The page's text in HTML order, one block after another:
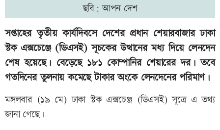
ছবি: আপন দেশ
সপ্তাহের তৃতীয় কার্যদিবসে দেশের প্রধান শেয়ারবাজার ঢাকা
স্টক এক্সচেঞ্জে (ডিএসই) সূচকের উত্থানের মধ্য দিয়ে লেনদেন
শেষ হয়েছে। বেড়েছে ১৮১ কোম্পানির শেয়ারের দর। তবে
গতদিনের তুলনায় কমেছে টাকার অংকে লেনদেনের পরিমাণ।
মঙ্গলবার (১৯ মে) ঢাকা স্টক এক্সচেঞ্জ (ডিএসই) সূত্রে এ তথ্য
জানা গেছে।